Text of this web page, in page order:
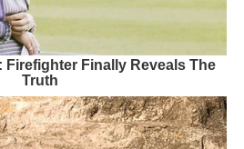
Firefighter Finally Reveals The
Truth